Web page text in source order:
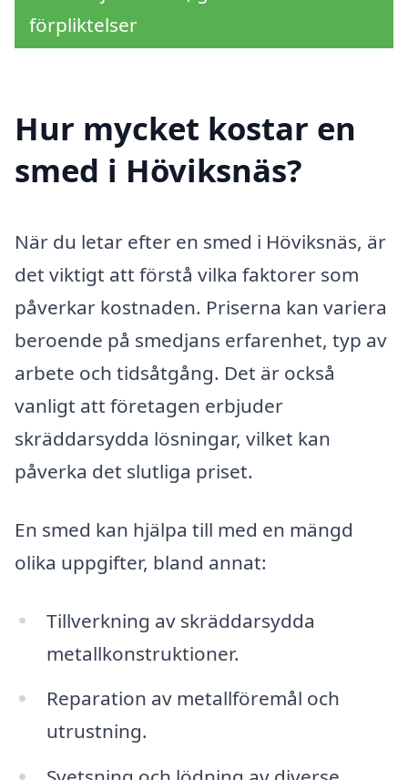
förpliktelser
Hur mycket kostar en
smed i Höviksnäs?
När du letar efter en smed i Höviksnäs, är
det viktigt att förstå vilka faktorer som
påverkar kostnaden. Priserna kan variera
beroende på smedjans erfarenhet, typ av
arbete och tidsåtgång. Det är också
vanligt att företagen erbjuder
skräddarsydda lösningar, vilket kan
påverka det slutliga priset.
En smed kan hjälpa till med en mängd
olika uppgifter, bland annat:
Tillverkning av skräddarsydda
metallkonstruktioner.
Reparation av metallföremål och
utrustning.